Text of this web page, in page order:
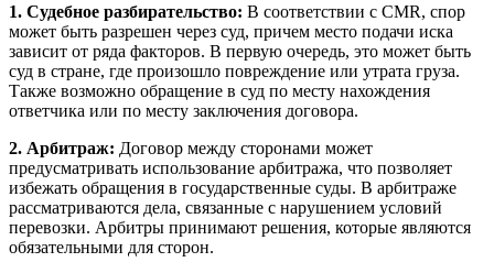
1. Судебное разбирательство: В соответствии с CMR, спор
может быть разрешен через суд, причем место подачи иска
зависит от ряда факторов. В первую очередь, это может быть
суд в стране, где произошло повреждение или утрата груза.
Также возможно обращение в суд по месту нахождения
ответчика или по месту заключения договора.
2. Арбитраж: Договор между сторонами может
предусматривать использование арбитража, что позволяет
избежать обращения в государственные суды. В арбитраже
рассматриваются дела, связанные с нарушением условий
перевозки. Арбитры принимают решения, которые являются
обязательными для сторон.